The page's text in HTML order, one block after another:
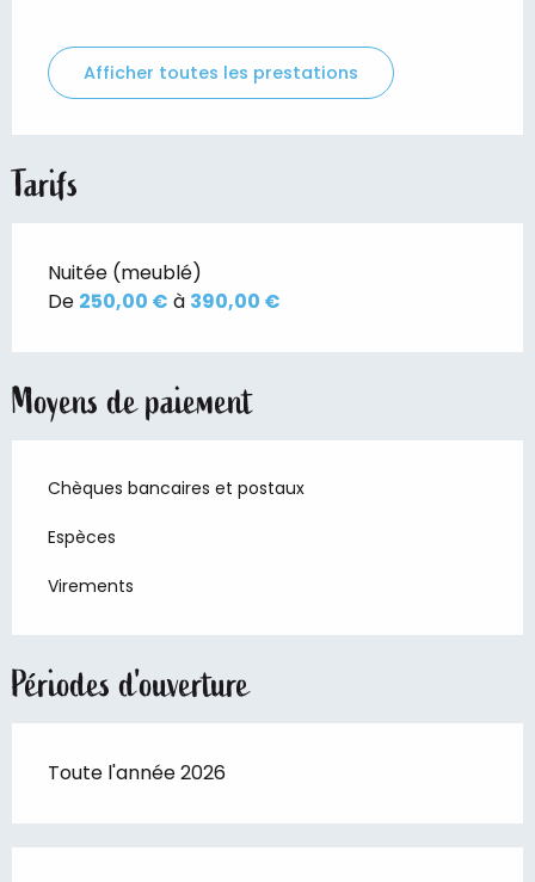
Afficher toutes les prestations
Tarifs
Nuitée (meublé)
De 250,00 € à 390,00 €
Moyens de paiement
Chèques bancaires et postaux
Espèces
Virements
Périodes d'ouverture
Toute l'année 2026